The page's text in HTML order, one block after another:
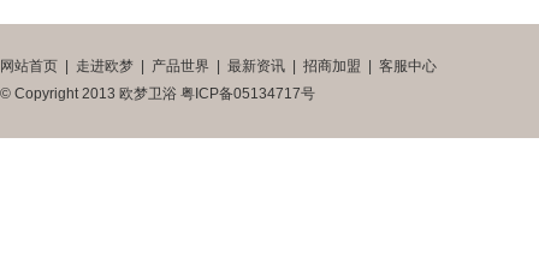
网站首页 走进欧梦 产品世界 最新资讯 招商加盟
客服中心
© Copyright 2013 欧梦卫浴 粤ICP备05134717号